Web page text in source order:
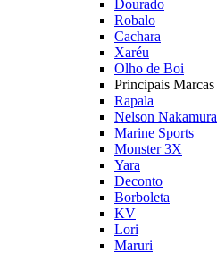
Dourado
Robalo
Cachara
Xaréu
Olho de Boi
Principais Marcas
Rapala
Nelson Nakamura
Marine Sports
Monster 3X
Yara
Deconto
Borboleta
KV
Lori
Maruri